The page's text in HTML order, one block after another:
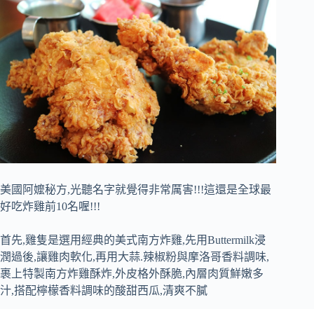
美國阿嬤秘方,光聽名字就覺得非常厲害!!!這還是全球最
好吃炸雞前10名喔!!!
首先,雞隻是選用經典的美式南方炸雞,先用Buttermilk浸
潤過後,讓雞肉軟化,再用大蒜.辣椒粉與摩洛哥香料調味,
裹上特製南方炸雞酥炸,外皮格外酥脆,內層肉質鮮嫩多
汁,搭配檸檬香料調味的酸甜西瓜,清爽不膩